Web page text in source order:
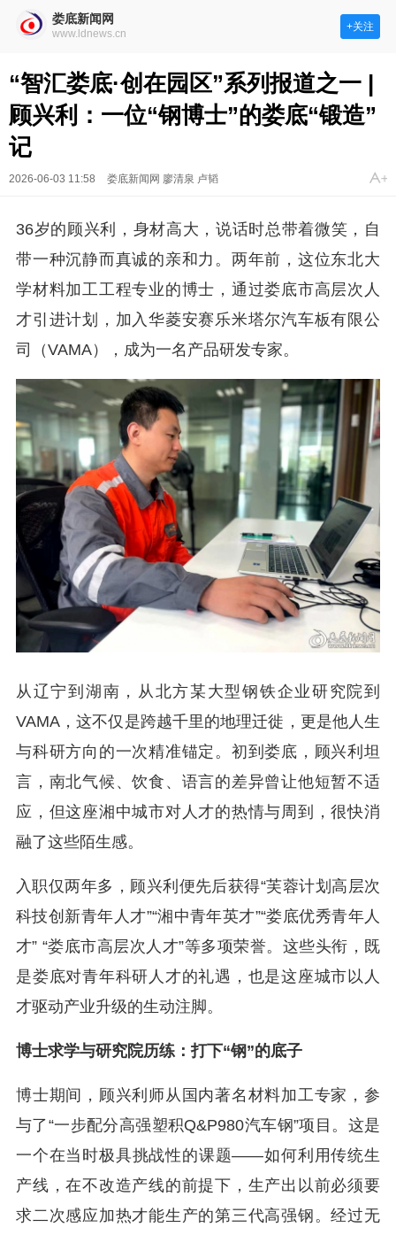
娄底新闻网
www.ldnews.cn
+关注
“智汇娄底·创在园区”系列报道之一 |
顾兴利：一位“钢博士”的娄底“锻造”
记
2026-06-03 11:58 娄底新闻网 廖清泉 卢韬
36岁的顾兴利，身材高大，说话时总带着微笑，自
带一种沉静而真诚的亲和力。两年前，这位东北大
学材料加工工程专业的博士，通过娄底市高层次人
才引进计划，加入华菱安赛乐米塔尔汽车板有限公
司（VAMA），成为一名产品研发专家。
从辽宁到湖南，从北方某大型钢铁企业研究院到
VAMA，这不仅是跨越千里的地理迁徙，更是他人生
与科研方向的一次精准锚定。初到娄底，顾兴利坦
言，南北气候、饮食、语言的差异曾让他短暂不适
应，但这座湘中城市对人才的热情与周到，很快消
融了这些陌生感。
入职仅两年多，顾兴利便先后获得“芙蓉计划高层次
科技创新青年人才”“湘中青年英才”“娄底优秀青年人
才” “娄底市高层次人才”等多项荣誉。这些头衔，既
是娄底对青年科研人才的礼遇，也是这座城市以人
才驱动产业升级的生动注脚。
博士求学与研究院历练：打下“钢”的底子
博士期间，顾兴利师从国内著名材料加工专家，参
与了“一步配分高强塑积Q&P980汽车钢”项目。这是
一个在当时极具挑战性的课题——如何利用传统生
产线，在不改造产线的前提下，生产出以前必须要
求二次感应加热才能生产的第三代高强钢。经过无